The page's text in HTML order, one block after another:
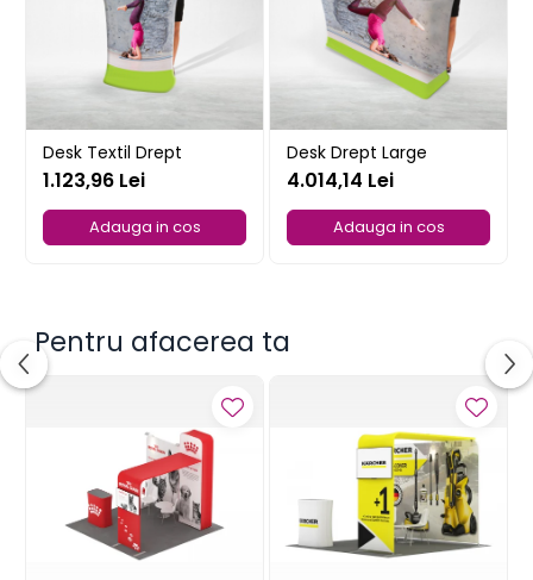
Desk Textil Drept
1.123,96 Lei
Adauga in cos
Desk Drept Large
4.014,14 Lei
Adauga in cos
Pentru afacerea ta